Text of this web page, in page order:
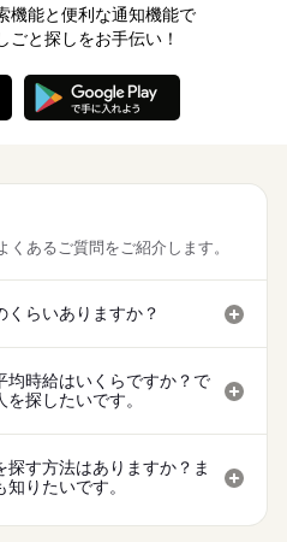
機能と便利な通知機能で
ごと探しをお手伝い！
あるご質問をご紹介します。
くらいありますか？
均時給はいくらですか？で
探したいです。
探す方法はありますか？ま
りたいです。